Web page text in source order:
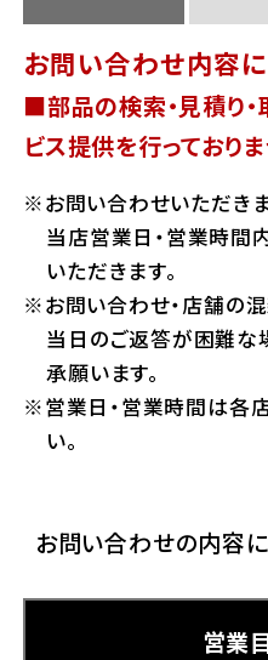
ドメイン
Yahoo!メー
Hotmail
Gmailを
お問い合わせ内容
■部品の検索・見積り
ビス提供を行っておりま
お問い合わせいただき
当店営業日・営業時間
いただきます。
お問い合わせ・店舗の
当日のご返答が困難な
承願います。
営業日・営業時間は各
い。
お問い合わせの内容
営業
ホンダドリーム 横
ホンダドリーム
千葉県
ホンダドリーム 船
ホンダドリーム 松
埼玉県
ホンダドリーム 神
ホンダドリーム 尼
ホンダドリーム 姫
ホンダドリーム 西
奈良県
ホンダドリーム 奈